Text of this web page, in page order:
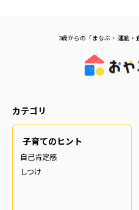
3歳からの「まなぶ・ 運動
カテゴリ
子育てのヒント
自己肯定感
しつけ